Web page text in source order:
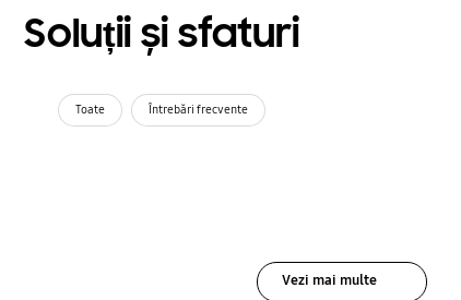
Soluții și sfaturi
Toate Întrebări frecvente
Vezi mai multe